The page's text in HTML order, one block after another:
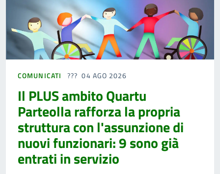
COMUNICATI 04 AGO 2026
Il PLUS ambito Quartu
Parteolla rafforza la propria
struttura con l'assunzione di
nuovi funzionari: 9 sono già
entrati in servizio